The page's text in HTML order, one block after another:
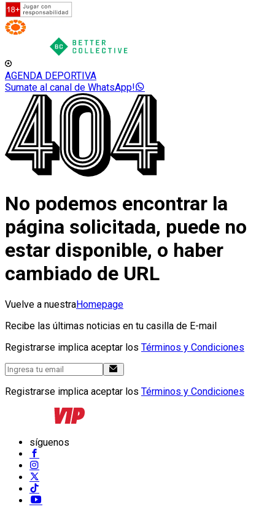
AGENDA DEPORTIVA
Sumate al canal de WhatsApp!
No podemos encontrar la
página solicitada, puede no
estar disponible, o haber
cambiado de URL
Vuelve a nuestraHomepage
Recibe las últimas noticias en tu casilla de E-mail
Registrarse implica aceptar los Términos y Condiciones
Registrarse implica aceptar los Términos y Condiciones
síguenos